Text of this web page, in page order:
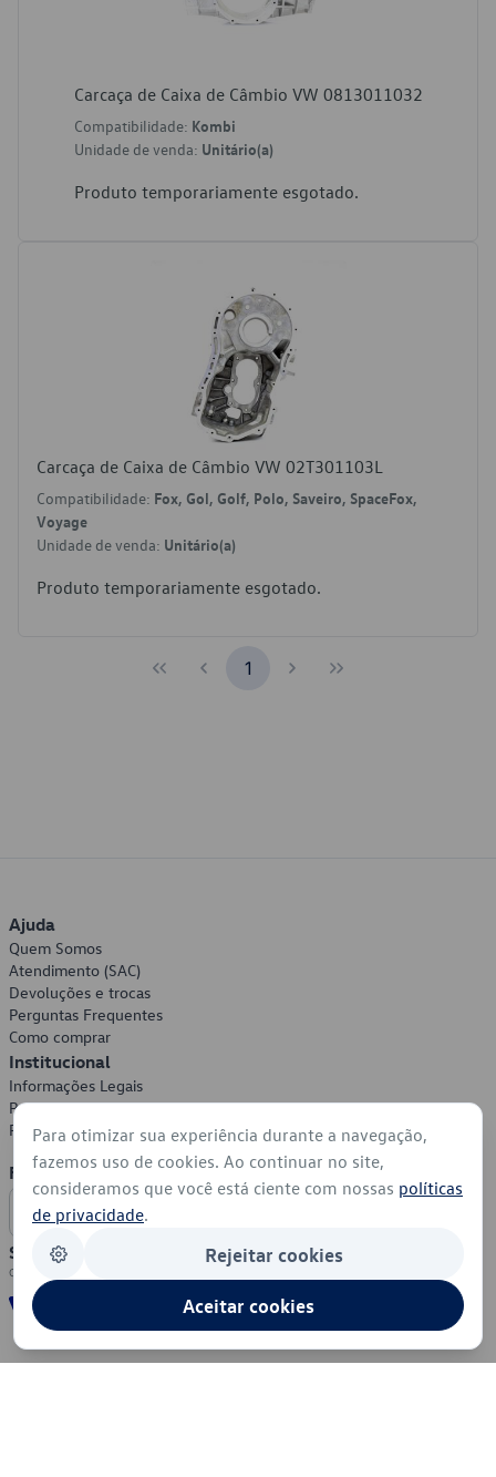
Carcaça de Caixa de Câmbio VW 0813011032
Compatibilidade: Kombi
Unidade de venda: Unitário(a)
Produto temporariamente esgotado.
Carcaça de Caixa de Câmbio VW 02T301103L
Compatibilidade: Fox, Gol, Golf, Polo, Saveiro, SpaceFox,
Voyage
Unidade de venda: Unitário(a)
Produto temporariamente esgotado.
1
Ajuda
Quem Somos
Atendimento (SAC)
Devoluções e trocas
Perguntas Frequentes
Como comprar
Institucional
Informações Legais
Política de Privacidade
Política de Cookies
Formas de Pagamento
Segurança
Para otimizar sua experiência durante a navegação,
fazemos uso de cookies. Ao continuar no site,
consideramos que você está ciente com nossas políticas
de privacidade.
Rejeitar cookies
Aceitar cookies